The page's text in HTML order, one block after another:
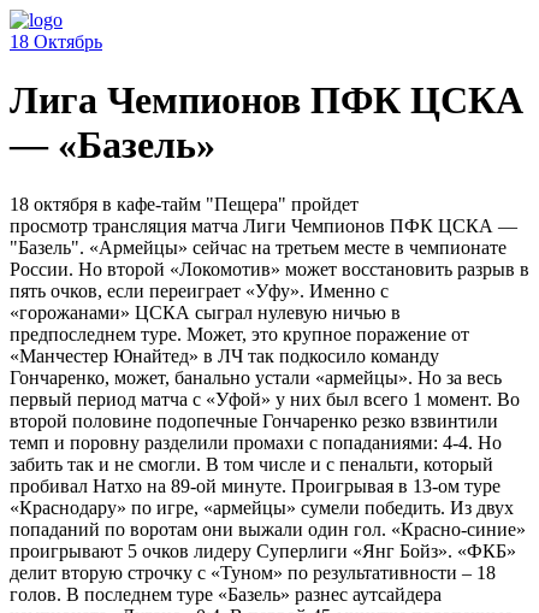
18 Октябрь
Лига Чемпионов ПФК ЦСКА
— «Базель»
18 октября в кафе-тайм "Пещера" пройдет
просмотр трансляция матча Лиги Чемпионов ПФК ЦСКА —
"Базель". «Армейцы» сейчас на третьем месте в чемпионате
России. Но второй «Локомотив» может восстановить разрыв в
пять очков, если переиграет «Уфу». Именно с
«горожанами» ЦСКА сыграл нулевую ничью в
предпоследнем туре. Может, это крупное поражение от
«Манчестер Юнайтед» в ЛЧ так подкосило команду
Гончаренко, может, банально устали «армейцы». Но за весь
первый период матча с «Уфой» у них был всего 1 момент. Во
второй половине подопечные Гончаренко резко взвинтили
темп и поровну разделили промахи с попаданиями: 4-4. Но
забить так и не смогли. В том числе и с пенальти, который
пробивал Натхо на 89-ой минуте. Проигрывая в 13-ом туре
«Краснодару» по игре, «армейцы» сумели победить. Из двух
попаданий по воротам они выжали один гол. «Красно-синие»
проигрывают 5 очков лидеру Суперлиги «Янг Бойз». «ФКБ»
делит вторую строчку с «Туном» по результативности – 18
голов. В последнем туре «Базель» разнес аутсайдера